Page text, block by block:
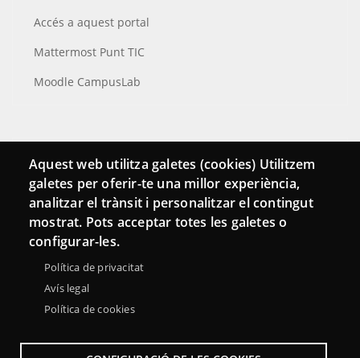
Accés a aquest portal
Mattermost Punt TIC
Moodle CampusLab
Connecta
Bustia de contacte
Butlletins
Aquest web utilitza galetes (cookies) Utilitzem
galetes per oferir-te una millor experiència,
analitzar el trànsit i personalitzar el contingut
mostrat. Pots acceptar totes les galetes o
configurar-les.
Política de privacitat
Avís legal
Política de cookies